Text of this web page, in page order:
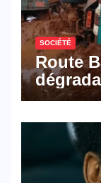
SOCIÉTÉ
Route
les